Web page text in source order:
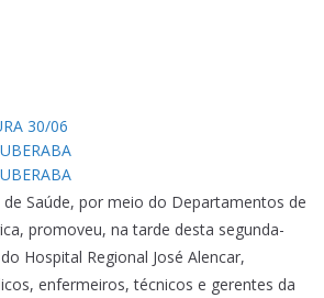
de Saúde, por meio do Departamentos de
promoveu, na tarde desta segunda-
Hospital Regional José Alencar,
enfermeiros, técnicos e gerentes da